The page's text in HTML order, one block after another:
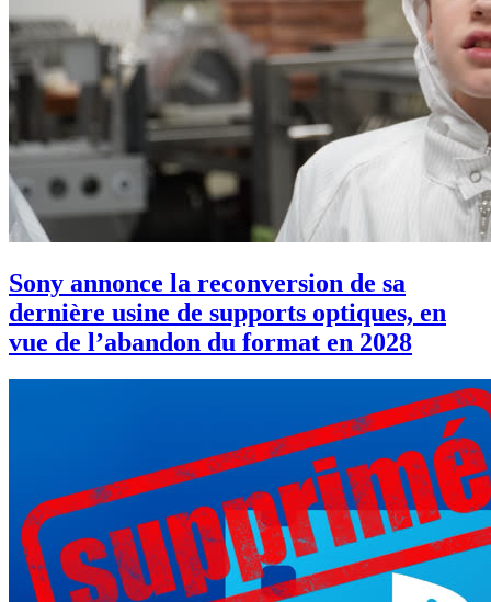
Sony annonce la reconversion de sa
dernière usine de supports optiques, en
vue de l’abandon du format en 2028